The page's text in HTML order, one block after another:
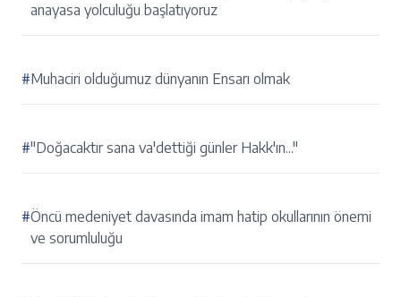
anayasa yolculuğu başlatıyoruz
#Muhaciri olduğumuz dünyanın Ensarı olmak
#"Doğacaktır sana va'dettiği günler Hakk'ın..."
#Öncü medeniyet davasında imam hatip okullarının önemi
ve sorumluluğu